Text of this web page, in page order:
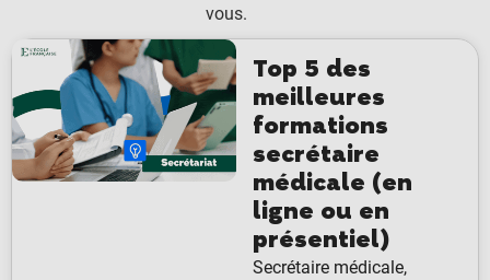
vous.
Top 5 des
meilleures
formations
secrétaire
médicale (en
ligne ou en
présentiel)
Secrétaire médicale,